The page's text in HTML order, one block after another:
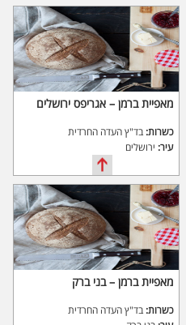
מאפיית ברמן – אגריפס ירושלים
כשרות: בד"ץ העדה החרדית
עיר: ירושלים
מאפיית ברמן – בני ברק
כשרות: בד"ץ העדה החרדית